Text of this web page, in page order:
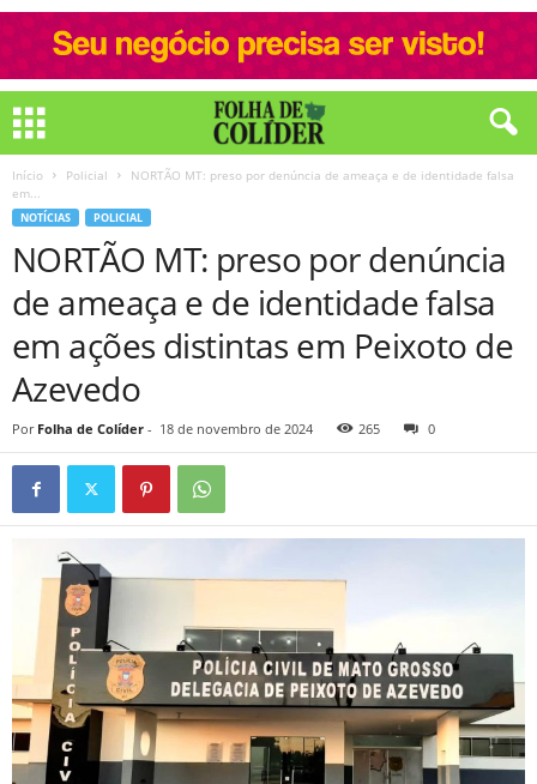
Início Policial
NORTÃO MT: preso por denúncia de ameaça e de identidade falsa
em...
NOTÍCIAS POLICIAL
NORTÃO MT: preso por denúncia
de ameaça e de identidade falsa
em ações distintas em Peixoto de
Azevedo
Por Folha de Colíder - 18 de novembro de 2024 265 0